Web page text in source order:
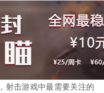
射击游戏中最需要关注的